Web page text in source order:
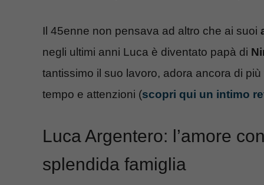
Il 45enne non pensava ad altro che ai suoi
negli ultimi anni Luca è diventato papà di
tantissimo il suo lavoro, adora ancora di
tempo e attenzioni (scopri qui un intimo
Luca Argentero: l’amore
splendida famiglia